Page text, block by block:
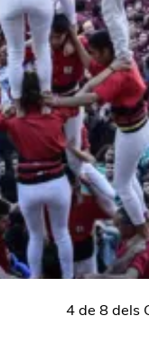
4 de 8 dels